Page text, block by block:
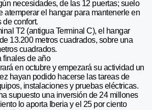
necesidades, de las 12 puertas; suelo
atemperar el hangar para mantenerle en
confort.
T2 (antigua Terminal C), el hangar
13.200 metros cuadrados, sobre una
cuadrados.
finales de año
en octubre y empezará su actividad un
hayan podido hacerse las tareas de
instalaciones y pruebas eléctricas.
supuesto una inversión de 24 millones
lo aporta Iberia y el 25 por ciento